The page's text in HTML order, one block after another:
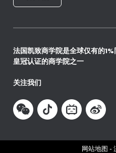
法国凯致商学院是全球仅有的
皇冠认证的商学院之一
关注我们
网站地图 -